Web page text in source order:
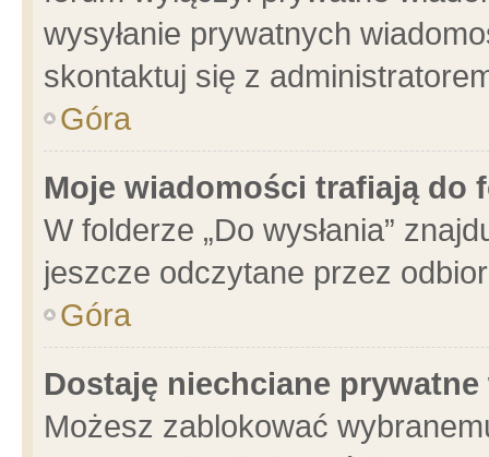
wysyłanie prywatnych
skontaktuj się z
Góra
Moje wiadomości trafiają do
W folderze „Do wysłania”
jeszcze odczytane przez
Góra
Dostaję niechciane
Możesz zablokować